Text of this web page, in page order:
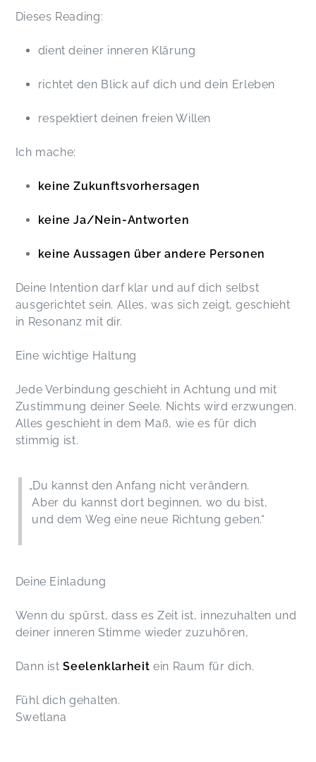
Dieses Reading:
dient deiner inneren Klärung
richtet den Blick auf dich und dein Erleben
respektiert deinen freien Willen
Ich mache:
keine Zukunftsvorhersagen
keine Ja/Nein-Antworten
keine Aussagen über andere Personen
Deine Intention darf klar und auf dich selbst
ausgerichtet sein. Alles, was sich zeigt, geschieht
in Resonanz mit dir.
Eine wichtige Haltung
Jede Verbindung geschieht in Achtung und mit
Zustimmung deiner Seele. Nichts wird erzwungen.
Alles geschieht in dem Maß, wie es für dich
stimmig ist.
„Du kannst den Anfang nicht verändern.
Aber du kannst dort beginnen, wo du bist,
und dem Weg eine neue Richtung geben.“
Deine Einladung
Wenn du spürst, dass es Zeit ist, innezuhalten und
deiner inneren Stimme wieder zuzuhören,
Dann istSeelenklarheit ein Raum für dich.
Fühl dich gehalten.
Swetlana